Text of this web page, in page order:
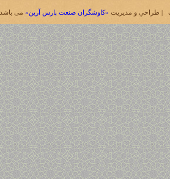
طراحي و مديريت «کاوشگران صنعت پارس آرین» می باشد